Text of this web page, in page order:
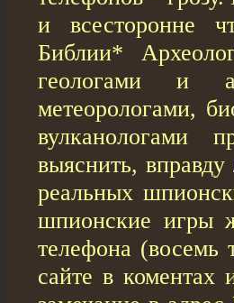
и всесторонне
Библии*
геологами и
метеорологами,
выяснить,
реальных
шпионские игры
телефона (восемь
сайте в коментах